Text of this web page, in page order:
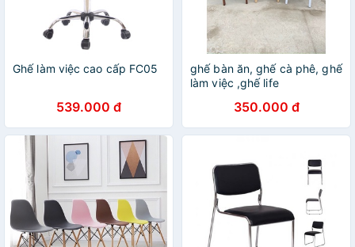
Ghế làm việc cao cấp FC05
539.000 đ
ghế bàn ăn, ghế cà phê, ghế
làm việc ,ghế life
350.000 đ